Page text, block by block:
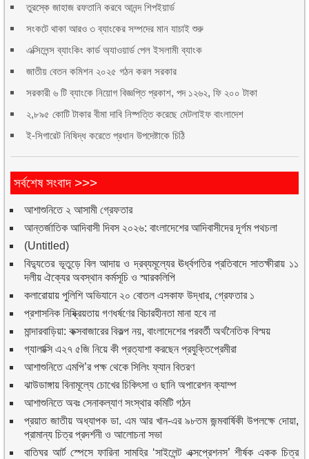
তুরস্কে জাহাজ রফতানি করবে আনন্দ শিপইয়ার্ড
সংকটে থাকা আরও ৩ ব্যাংকের সম্পদের মান যাচাই শুরু
এক্সিলেন্স ব্যাংকিং কার্ড অ্যাওয়ার্ড পেল ইসলামী ব্যাংক
জাতীয় বেতন কমিশন ২০২৫ গঠন করল সরকার
সরকারী ৬ টি ব্যাংকে নিয়োগ বিজ্ঞপ্তি প্রকাশ, পদ ১২৬২, ফি ২০০ টাকা
২,৮৯৫ কোটি টাকার বীমা দাবি নিষ্পত্তি করেছে মেটলাইফ বাংলাদেশ
ই-সিগারেট নিষিদ্ধ করেতে প্রধান উপদেষ্টাকে চিঠি
সর্বশেষ সংবাদ >>>
আশাশুনিতে ২ আসামী গ্রেফতার
আন্তর্জাতিক আদিবাসী দিবস ২০২৬: বাংলাদেশের আদিবাসীদের দূর্গম পথচলা
(Untitled)
বিদ্যুতের ভূতুড়ে বিল আদায় ও দ্রব্যমূল্যের ঊর্ধ্বগতির প্রতিবাদে সাতক্ষীরায় ১১
দলীয় ঐক্যের অবস্থান কর্মসূচি ও স্মারকলিপি
কলারোয়ায় পুলিশি অভিযানে ২০ বোতল এসকাফ উদ্ধার, গ্রেফতার ১
প্রশাসনিক নিষ্ক্রিয়তায় গণধর্ষণের বিচারহীনতা মানা হবে না
মান্দারবাড়িয়া: কক্সবাজারের বিকল্প নয়, বাংলাদেশের পরবর্তী অর্থনৈতিক বিস্ময়
গ্যালাক্সি এ২৭ ৫জি নিয়ে কী প্রত্যাশা করছেন প্রযুক্তিপ্রেমীরা
আশাশুনিতে এমপি’র পক্ষ থেকে সিলিং ফ্যান বিতরণ
ঝাউডাঙ্গায় বিনামূল্যে চোখের চিকিৎসা ও ছানি অপারেশন ক্যাম্প
আশাশুনিতে অবঃ সেনাকল্যাণ সংস্থার কমিটি গঠন
প্রয়াত জাতীয় অধ্যাপক ডা. এম আর খান-এর ৯৮তম জন্মবার্ষিকী উপলক্ষে দোয়া,
প্রামান্য চিত্র প্রদর্শনী ও আলোচনা সভা
বাতিঘর আর্ট স্পেসে ফারিনা সামহির ‘সাইলেন্ট এক্সপ্রেশনস’ শীর্ষক একক চিত্র